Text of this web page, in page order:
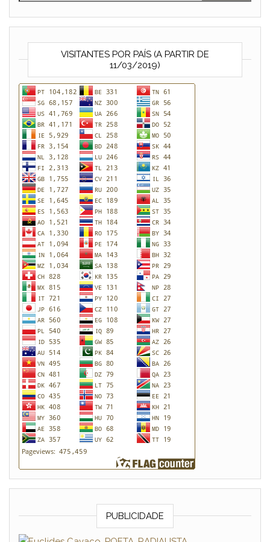
VISITANTES POR PAÍS (A PARTIR DE
11/03/2019)
PUBLICIDADE